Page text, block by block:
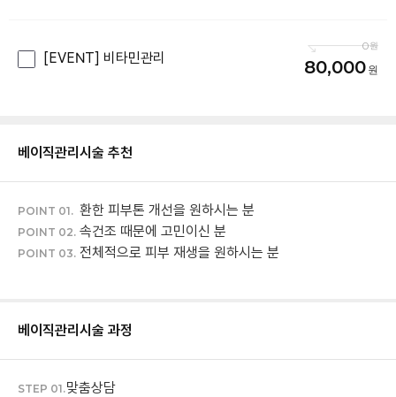
베이직관리 시술 추천
POINT 01. 환한 피부톤 개선을 원하시는 분
POINT 02. 속건조 때문에 고민이신 분
POINT 03. 전체적으로 피부 재생을 원하시는 분
베이직관리 시술 과정
STEP 01.맞춤상담
[EVENT] 비타민관리
0
80,000